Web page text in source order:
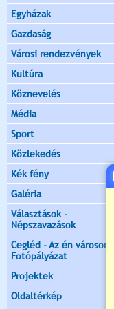
Egyházak
Gazdaság
Városi rendezvények
Kultúra
Köznevelés
Média
Sport
Közlekedés
Kék fény
Galéria
Választások -
Népszavazások
Cegléd - Az én városom -
Fotópályázat
Projektek
Oldaltérkép